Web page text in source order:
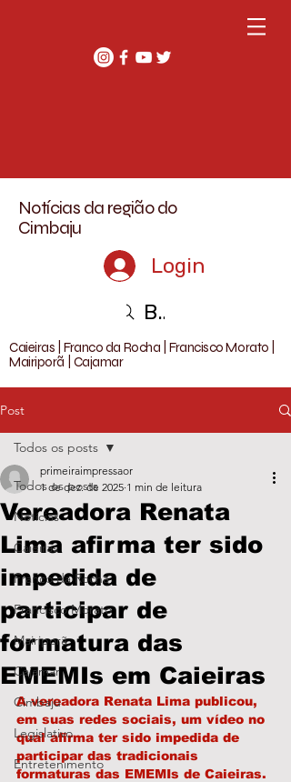
Notícias da região do
Cimbaju
Login
Buscar
Caieiras | Franco da Rocha | Francisco Morato |
Mairiporã | Cajamar
Post
Todos os posts
Notícias
Caieiras
Franco da Rocha
Francisco Morato
Mairiporã
Cajamar
Cimbaju
Legislativo
Entretenimento
Todos os posts
Vereadora Renata
Lima afirma ter sido
impedida de
participar de
formatura das
EMEMIs em Caieiras
primeiraimpressaor
1 de dez. de 2025 1 min de leitura
A vereadora Renata Lima publicou,
em suas redes sociais, um vídeo no
qual afirma ter sido impedida de
participar das tradicionais
formaturas das EMEMIs de Caieiras.